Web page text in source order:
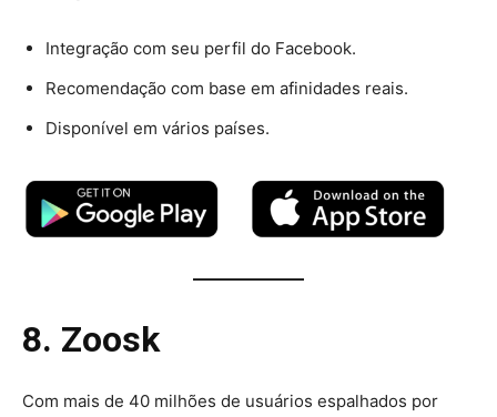
Integração com seu perfil do Facebook.
Recomendação com base em afinidades reais.
Disponível em vários países.
8. Zoosk
Com mais de 40 milhões de usuários espalhados por